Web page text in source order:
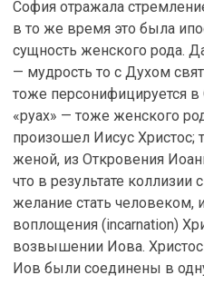
София отражала
в то же время это была
сущность женского рода.
— мудрость то с Духом
тоже персонифицируется
«руах» — тоже женского
произошел Иисус Христос;
женой, из Откровения
что в результате
желание стать человеком,
воплощения (incarnation)
возвышении Иова.
Иов были соединены в